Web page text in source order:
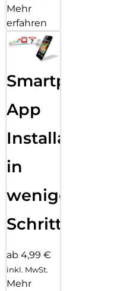
Mehr
erfahren
Smartphone
App
Installation
in
wenigen
Schritten
ab 4,99 €
inkl. MwSt.
Mehr